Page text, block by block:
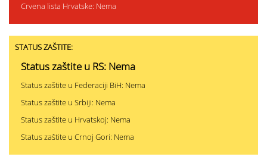
Crvena lista Hrvatske: Nema
STATUS ZAŠTITE:
Status zaštite u RS: Nema
Status zaštite u Federaciji BiH: Nema
Status zaštite u Srbiji: Nema
Status zaštite u Hrvatskoj: Nema
Status zaštite u Crnoj Gori: Nema